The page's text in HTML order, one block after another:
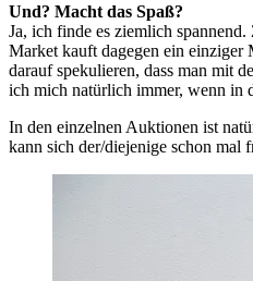
Und? Macht das Spaß?
Ja, ich finde es ziemlich
Market kauft dagegen ein einziger
darauf spekulieren, dass man mit
ich mich natürlich immer, wenn in
In den einzelnen Auktionen ist
kann sich der/diejenige schon mal